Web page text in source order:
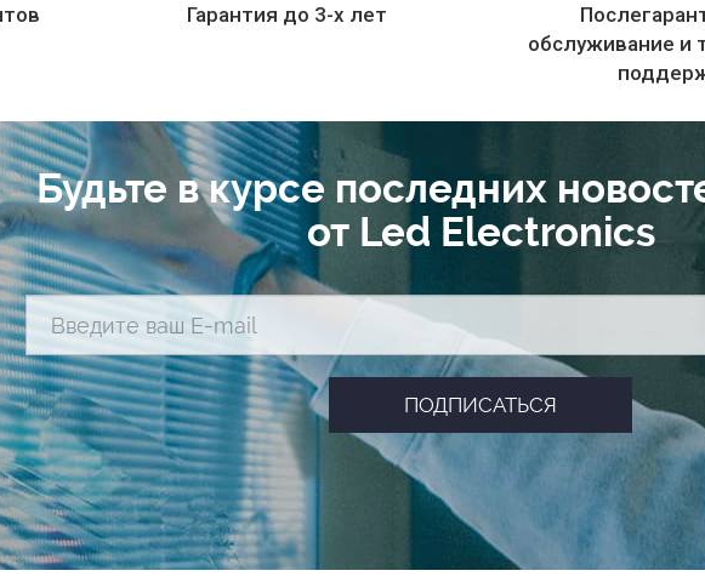
Гарантия до 3-х лет
обслуживание и
Будьте в курсе последних
от Led Electronics